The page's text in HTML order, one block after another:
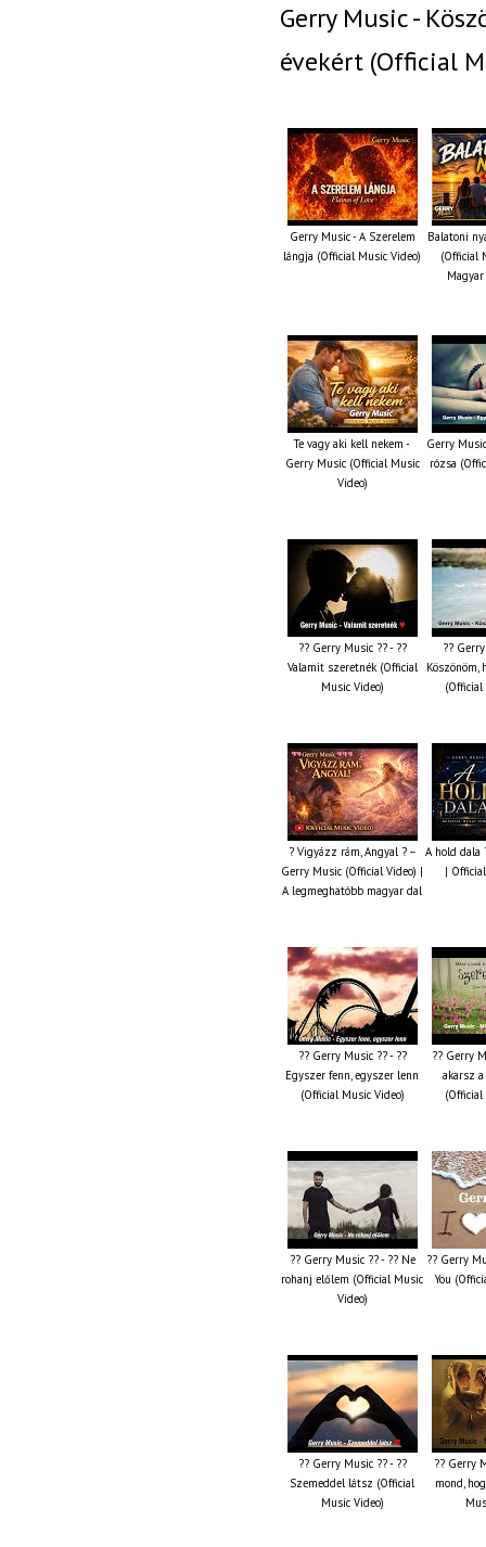
Gerry Music -
évekért (Official
Gerry Music - A Szerelem
lángja (Official Music Video)
Balatoni
(Official
Te vagy aki kell nekem -
Gerry Music (Official Music
Video)
Gerry
rózsa
?? Gerry Music ?? - ??
Valamit szeretnék (Official
Music Video)
??
Köszönöm,
(Official
? Vigyázz rám, Angyal ? –
Gerry Music (Official Video) |
A legmeghatóbb magyar dal
A hold dala
|
?? Gerry Music ?? - ??
Egyszer fenn, egyszer lenn
(Official Music Video)
?? Gerry
akarsz
(Official
?? Gerry Music ?? - ?? Ne
rohanj előlem (Official Music
Video)
?? Gerry
You
?? Gerry Music ?? - ??
Szemeddel látsz (Official
Music Video)
?? Gerry
mond,